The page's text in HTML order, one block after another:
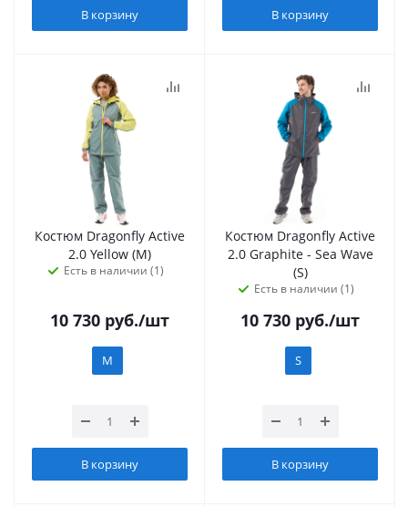
В корзину В корзину
Костюм Dragonfly Active
2.0 Yellow (M)
Есть в наличии (1)
10 730 руб./шт
M
В корзину
Костюм Dragonfly Active
2.0 Graphite - Sea Wave
(S)
Есть в наличии (1)
10 730 руб./шт
S
В корзину